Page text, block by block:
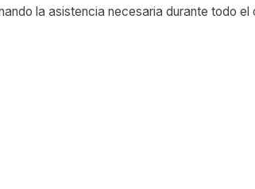
la asistencia necesaria durante todo el